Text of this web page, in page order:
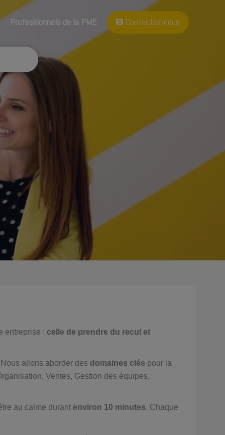
Professionnels de la PME Contactez-nous
entreprise : celle de prendre du recul et
allons aborder des domaines clés pour la
Ventes, Gestion des équipes,
au calme durant environ 10 minutes. Chaque
A propos Blog